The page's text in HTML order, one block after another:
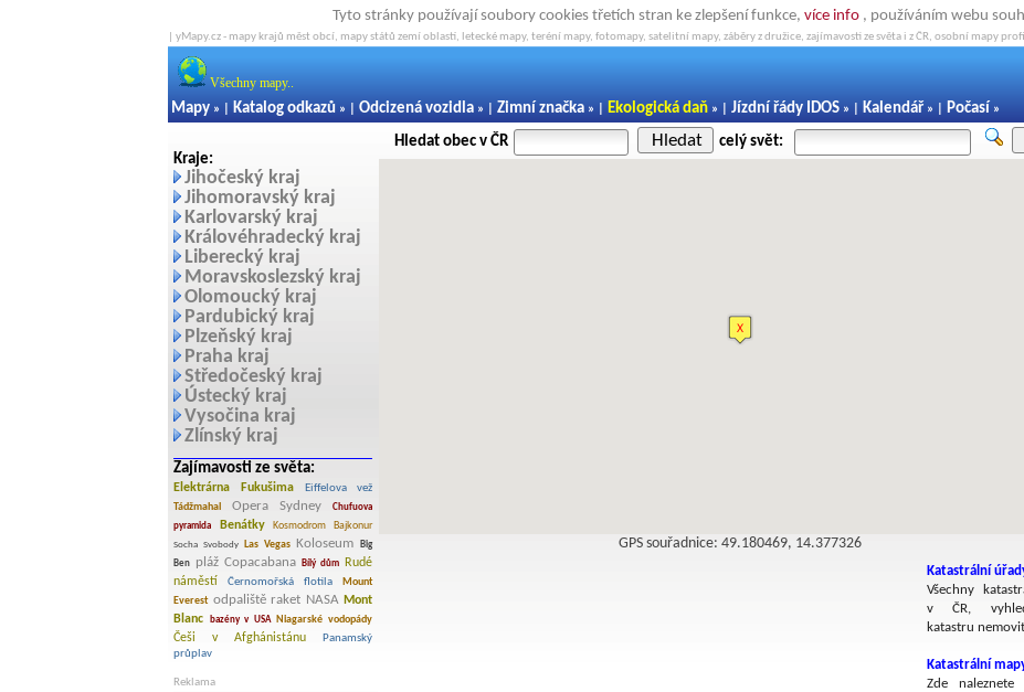
Tyto stránky používají soubory cookies třetích stran ke zlepšení funkce, více info , používáním webu
| yMapy.cz - mapy krajů měst obcí, mapy států zemí oblastí, letecké mapy, teréní mapy, fotomapy, satelitní mapy, záběry z družice, zajímavosti ze světa i z ČR, osobní mapy
Všechny mapy..
Mapy » | Katalog odkazů » | Odcizená vozidla » | Zimní značka » | Ekologická daň » | Jízdní řády IDOS » | Kalendář » | Počasí »
Kraje:
Jihočeský kraj
Jihomoravský kraj
Karlovarský kraj
Královéhradecký kraj
Liberecký kraj
Moravskoslezský kraj
Olomoucký kraj
Pardubický kraj
Plzeňský kraj
Praha kraj
Středočeský kraj
Ústecký kraj
Vysočina kraj
Zlínský kraj
Zajímavosti ze světa:
Elektrárna Fukušima
Eiffelova vež
Tádžmahal
Opera Sydney
Chufuova
pyramida
Benátky Kosmodrom Bajkonur
Socha Svobody Las Vegas Koloseum
Big
Ben
pláž Copacabana Bílý dům
Rudé
náměstí
Černomořská flotila
Mount
Everest odpaliště raket NASA Mont
Blanc
bazény v USA Niagarské vodopády
Češi v Afghánistánu
Panamský
průplav
Reklama
Hledat obec v ČR Hledat celý svět:
GPS souřadnice: 49.180469, 14.377326
Katastrální
Všechny
v ČR,
katastru
Katastrální
Zde naleznete